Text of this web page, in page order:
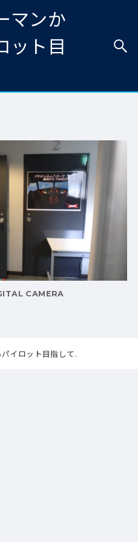
マンか
ット目
CAMERA
イロット目指して.